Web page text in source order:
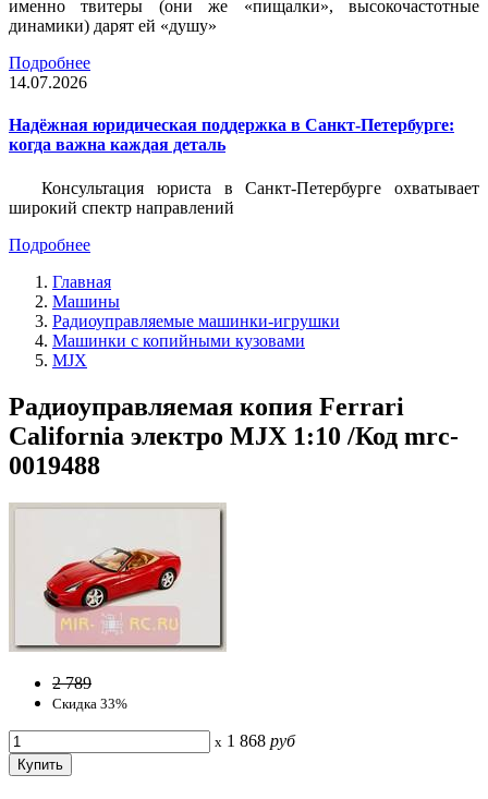
именно твитеры (они же «пищалки», высокочастотные
динамики) дарят ей «душу»
Подробнее
14.07.2026
Надёжная юридическая поддержка в Санкт-Петербурге:
когда важна каждая деталь
Консультация юриста в Санкт-Петербурге охватывает
широкий спектр направлений
Подробнее
Главная
Машины
Радиоуправляемые машинки-игрушки
Машинки с копийными кузовами
MJX
Радиоуправляемая копия Ferrari
California электро MJX 1:10 /Код mrc-
0019488
2 789
Скидка 33%
x 1 868 руб